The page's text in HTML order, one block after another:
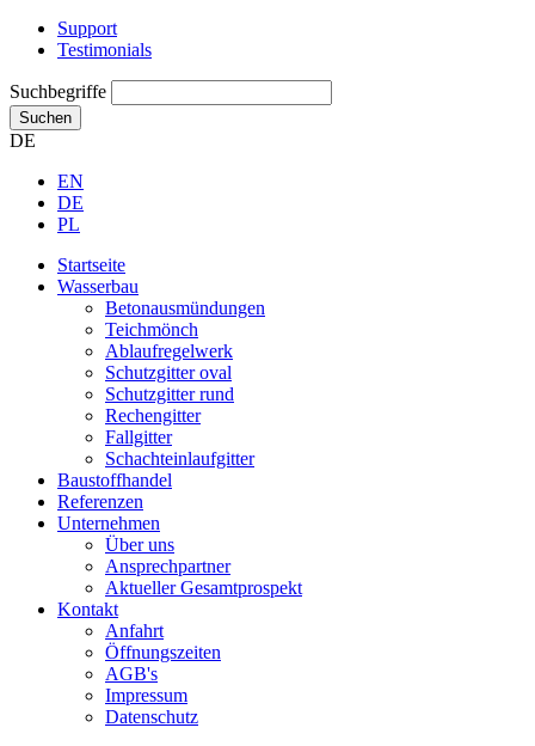
Support
Testimonials
Suchbegriffe
Suchen
DE
EN
DE
PL
Startseite
Wasserbau
Betonausmündungen
Teichmönch
Ablaufregelwerk
Schutzgitter oval
Schutzgitter rund
Rechengitter
Fallgitter
Schachteinlaufgitter
Baustoffhandel
Referenzen
Unternehmen
Über uns
Ansprechpartner
Aktueller Gesamtprospekt
Kontakt
Anfahrt
Öffnungszeiten
AGB's
Impressum
Datenschutz